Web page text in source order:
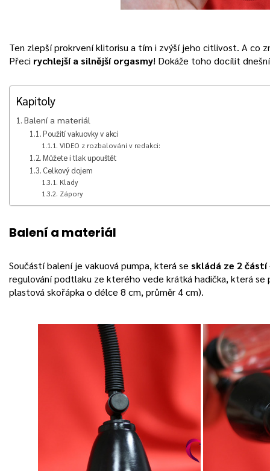
Ten zlepší prokrvení klitorisu a tím i zvýší jeho citlivost. A co
Přeci rychlejší a silnější orgasmy! Dokáže toho docílit
Kapitoly
Balení a materiál
Použití vakuovky v akci
VIDEO z rozbalování v redakci:
Můžete i tlak upouštět
Celkový dojem
Klady
Zápory
Balení a materiál
Součástí balení je vakuová pumpa, která se skládá ze 2 částí
regulování podtlaku ze kterého vede krátká hadička, která
plastová skořápka o délce 8 cm, průměr 4 cm).